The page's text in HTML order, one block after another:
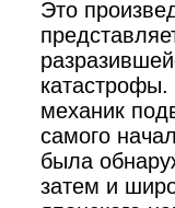
Это
механик
самого
была
затем и